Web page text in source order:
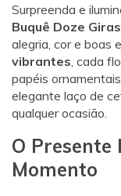
Surpreenda e
Buquê Doze
alegria, cor e boas
vibrantes , cada
papéis
elegante laço de
qualquer ocasião.
O
Momento